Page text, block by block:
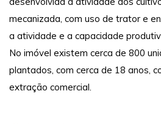
mecanizada, com uso de trator e
a atividade e a capacidade
No imóvel existem cerca de 800
plantados, com cerca de 18 anos,
extração comercial.